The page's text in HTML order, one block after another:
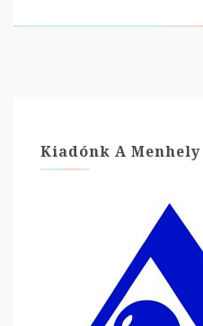
Kiadónk A